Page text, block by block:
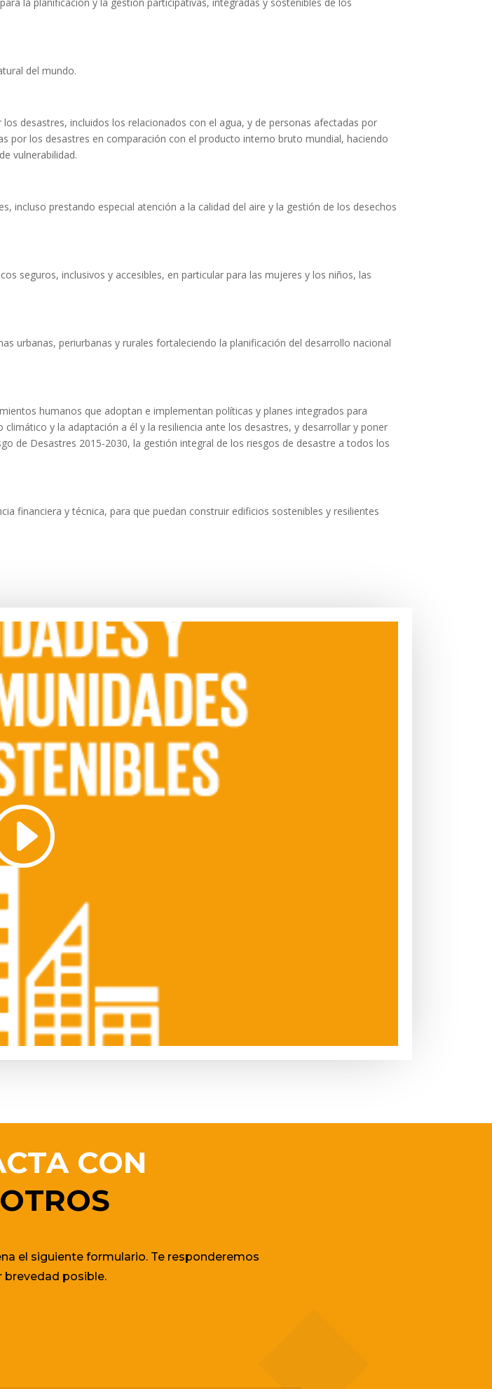
del mundo.
desastres, incluidos los relacionados con el agua, y de personas afectadas por
por los desastres en comparación con el producto interno bruto mundial, haciendo
vulnerabilidad.
incluso prestando especial atención a la calidad del aire y la gestión de los desechos
seguros, inclusivos y accesibles, en particular para las mujeres y los niños, las
urbanas, periurbanas y rurales fortaleciendo la planificación del desarrollo nacional
humanos que adoptan e implementan políticas y planes integrados para
y la adaptación a él y la resiliencia ante los desastres, y desarrollar y poner
de Desastres 2015-2030, la gestión integral de los riesgos de desastre a todos los
financiera y técnica, para que puedan construir edificios sostenibles y resilientes
CON
el siguiente formulario. Te responderemos
brevedad posible.